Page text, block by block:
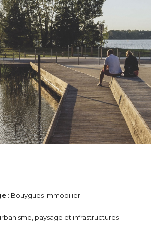
: Bouygues Immobilier
:
paysage et infrastructures